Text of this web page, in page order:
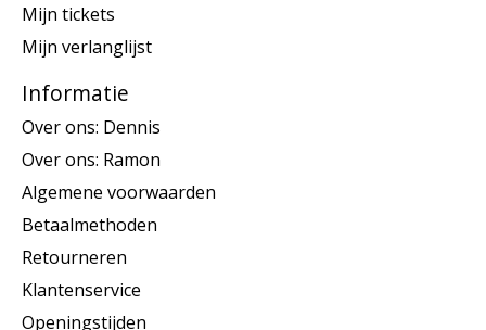
Mijn tickets
Mijn verlanglijst
Informatie
Over ons: Dennis
Over ons: Ramon
Algemene voorwaarden
Betaalmethoden
Retourneren
Klantenservice
Openingstijden